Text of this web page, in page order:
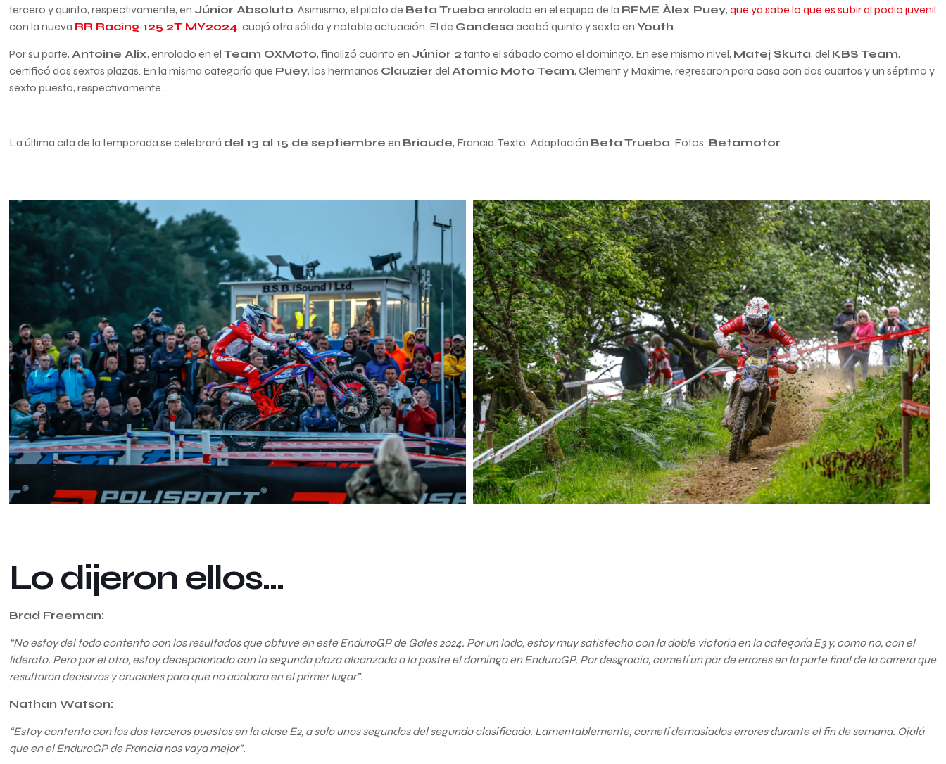
tercero y quinto, respectivamente, en Júnior Absoluto. Asimismo, el piloto de Beta Trueba enrolado en el equipo de la RFME Àlex Puey,que ya sabe lo que es subir al podio juvenil
con la nueva RR Racing 125 2T MY2024, cuajó otra sólida y notable actuación. El de Gandesa acabó quinto y sexto enYouth.
Por su parte, Antoine Alix, enrolado en elTeam OXMoto, finalizó cuanto en Júnior 2 tanto el sábado como el domingo. En ese mismo nivel, Matej Skuta, del KBS Team,
certificó dos sextas plazas. En la misma categoría que Puey, los hermanos Clauzier del Atomic Moto Team, Clement y Maxime, regresaron para casa con dos cuartos y un séptimo y
sexto puesto, respectivamente.
La última cita de la temporada se celebrará del 13 al 15 de septiembre en Brioude, Francia. Texto: Adaptación Beta Trueba. Fotos: Betamotor.
Lo dijeron ellos…
Brad Freeman:
“No estoy del todo contento con los resultados que obtuve en este EnduroGP de Gales 2024. Por un lado, estoy muy satisfecho con la doble victoria en la categoría E3 y, como no, con el
liderato. Pero por el otro, estoy decepcionado con la segunda plaza alcanzada a la postre el domingo en EnduroGP. Por desgracia, cometí un par de errores en la parte final de la carrera que
resultaron decisivos y cruciales para que no acabara en el primer lugar”.
Nathan Watson:
“Estoy contento con los dos terceros puestos en la clase E2, a solo unos segundos del segundo clasificado. Lamentablemente, cometí demasiados errores durante el fin de semana. Ojalá
que en el EnduroGP de Francia nos vaya mejor”.